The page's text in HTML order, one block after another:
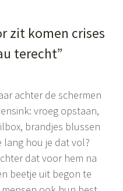
zit komen crises
terecht”
achter de schermen
vroeg opstaan,
brandjes blussen
hou je dat vol?
dat voor hem na
beetje uit begon te